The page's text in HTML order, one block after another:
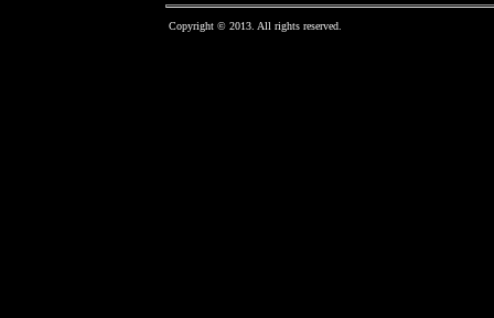
Copyright © 2013. All rights reserved.